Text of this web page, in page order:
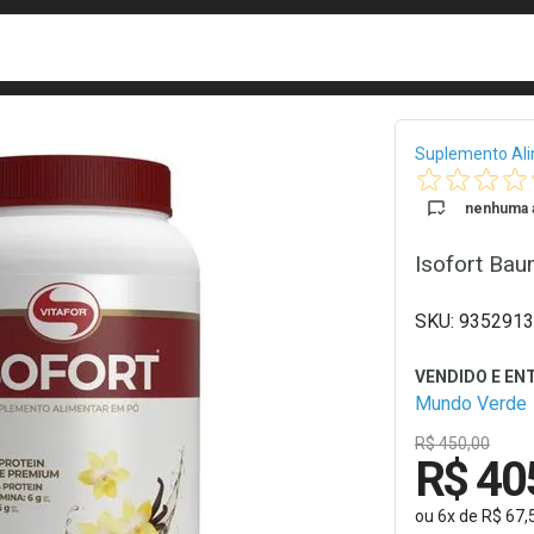
Suplemento
nenhuma
Isofort
Mundo Verde
R$ 450,00
R$
ou 6xde R$